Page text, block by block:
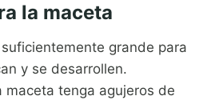
la maceta
grande para
y se desarrollen.
maceta tenga agujeros de